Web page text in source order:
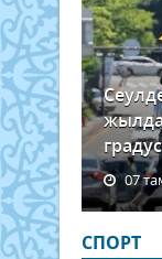
07
СПОРТ